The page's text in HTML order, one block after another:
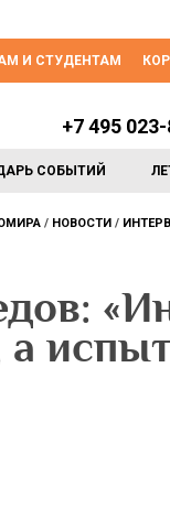
И СТУДЕНТАМ
СОБЫТИЙ
+7 495
НОВОСТИ